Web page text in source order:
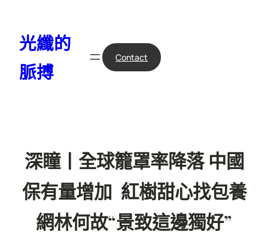
光纖的
脈搏
Contact
深瞳丨全球籠罩率降落 中國
保有量增加 紅樹甜心找包養
網林何故“景致這邊獨好”